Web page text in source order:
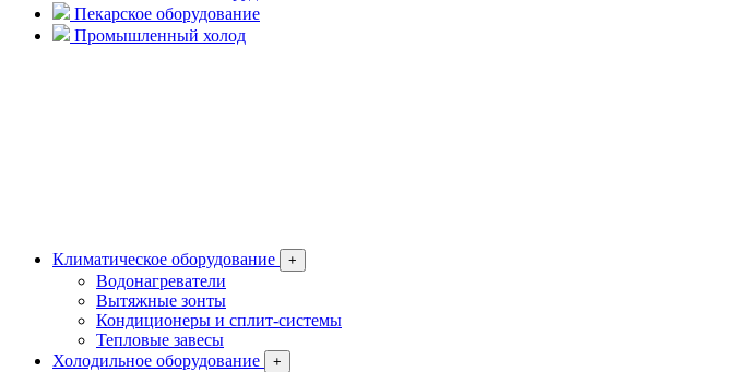
Пекарское оборудование
Промышленный холод
Климатическое оборудование +
Водонагреватели
Вытяжные зонты
Кондиционеры и сплит-системы
Тепловые завесы
Холодильное оборудование
+